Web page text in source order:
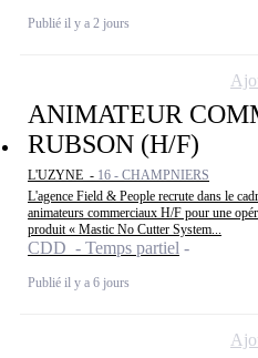
Publié il y a 2 jours
ANIMATEUR
RUBSON (H/F)
L'UZYNE - 16 - CHAMPNIERS
L'agence Field & People recrute dans le
animateurs commerciaux H/F pour une
produit « Mastic No Cutter System...
CDD - Temps partiel
Publié il y a 6 jours